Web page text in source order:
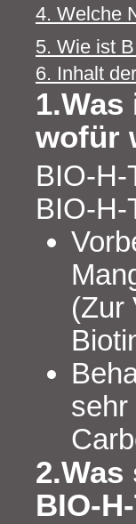
4. Welche
5. Wie ist
6. Inhalt
wofür
BIO-H-
BIO-H-
(Zur
sehr
BIO-